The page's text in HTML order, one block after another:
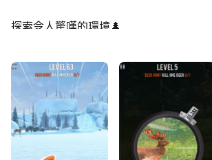
探索令人驚嘆的環境🌲
在森林和沙漠等美麗的風景中狩獵。追
在這款動物遊戲中測試您作為野生動物
逼真的動物射擊遊戲🎯
感受具有 3D 圖形和挑戰性狩獵的動物
使用你敏銳的目標和策略來消滅每個環